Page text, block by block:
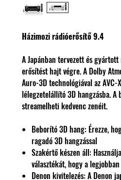
Házimozi rádióerősítő 9.4
A Japánban tervezett és
erősítést hajt végre. A Dolby
Auro-3D technológiával az
lélegzetelállító 3D hangzásba.
streamelheti kedvenc zenéit.
Beborító 3D hang: Érezze,
ragadó 3D hangzással
Szakértő készen áll:
választékát, hogy a
Denon kivitelezés: A Denon